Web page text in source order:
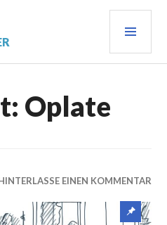
Oplate
EINEN KOMMENTAR
Sticky